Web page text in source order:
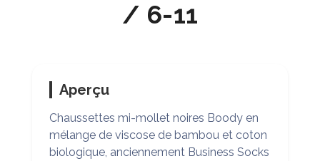
/ 6-11
Aperçu
Chaussettes mi-mollet noires Boody en
mélange de viscose de bambou et coton
biologique, anciennement Business Socks